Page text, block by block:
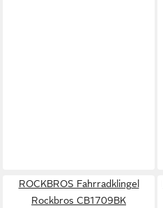
ROCKBROS Fahrradklingel
Rockbros CB1709BK